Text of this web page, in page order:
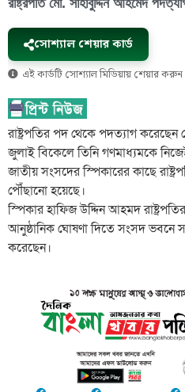
রাষ্ট্রপতি মো. সাহাবুদ্দিন আহমেদ
সোশ্যাল শেয়ার কার্ড
এই কার্ডটি সোশ্যাল মিডিয়ায় শেয়ার করুন
রাষ্ট্রপতির পদ থেকে পদত্যাগ
জুলাই বিকেলে তিনি গণমাধ্যমকে
জাতীয় সংসদের স্পিকারের কাছে
পৌঁছানো হয়েছে।
স্পিকার হাফিজ উদ্দিন আহমদ
আনুষ্ঠানিক ঘোষণা দিতে সংসদ ভবনে
করেছেন।